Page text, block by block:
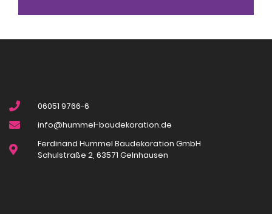
06051 9766-6
info@hummel-baudekoration.de
Ferdinand Hummel Baudekoration GmbH
Schulstraße 2, 63571 Gelnhausen